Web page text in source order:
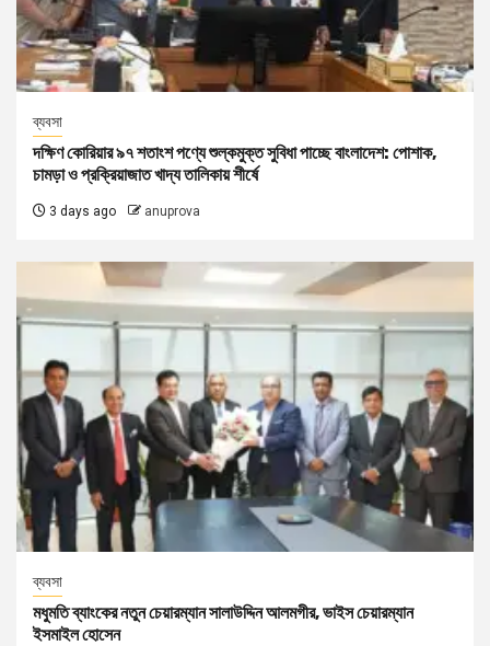
ব্যবসা
দক্ষিণ কোরিয়ার ৯৭ শতাংশ পণ্যে শুল্কমুক্ত সুবিধা পাচ্ছে বাংলাদেশ: পোশাক,
চামড়া ও প্রক্রিয়াজাত খাদ্য তালিকায় শীর্ষে
3 days ago anuprova
ব্যবসা
মধুমতি ব্যাংকের নতুন চেয়ারম্যান সালাউদ্দিন আলমগীর, ভাইস চেয়ারম্যান
ইসমাইল হোসেন